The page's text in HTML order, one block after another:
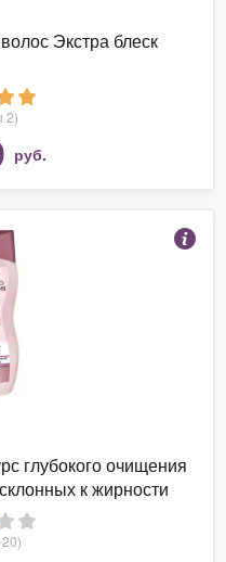
Экстра блеск
2)
руб.
глубокого очищения
к жирности